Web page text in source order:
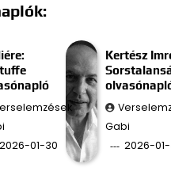
2026-01-30
Kertész
Gabi
2026-